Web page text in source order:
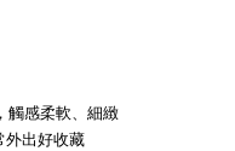
觸感柔軟、細緻
外出好收藏